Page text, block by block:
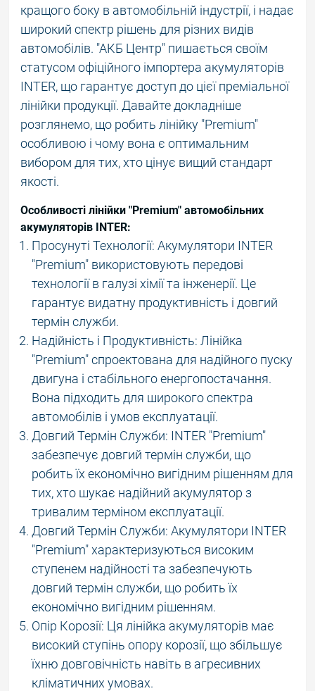
кращого боку в автомобільній індустрії, і надає
широкий спектр рішень для різних видів
автомобілів. "АКБ Центр" пишається своїм
статусом офіційного імпортера акумуляторів
INTER, що гарантує доступ до цієї преміальної
лінійки продукції. Давайте докладніше
розглянемо, що робить лінійку "Premium"
особливою і чому вона є оптимальним
вибором для тих, хто цінує вищий стандарт
якості.
Особливості лінійки "Premium" автомобільних
акумуляторів INTER:
Просунуті Технології: Акумулятори INTER
"Premium" використовують передові
технології в галузі хімії та інженерії. Це
гарантує видатну продуктивність і довгий
термін служби.
Надійність і Продуктивність: Лінійка
"Premium" спроектована для надійного пуску
двигуна і стабільного енергопостачання.
Вона підходить для широкого спектра
автомобілів і умов експлуатації.
Довгий Термін Служби: INTER "Premium"
забезпечує довгий термін служби, що
робить їх економічно вигідним рішенням для
тих, хто шукає надійний акумулятор з
тривалим терміном експлуатації.
Довгий Термін Служби: Акумулятори INTER
"Premium" характеризуються високим
ступенем надійності та забезпечують
довгий термін служби, що робить їх
економічно вигідним рішенням.
Опір Корозії: Ця лінійка акумуляторів має
високий ступінь опору корозії, що збільшує
їхню довговічність навіть в агресивних
кліматичних умовах.